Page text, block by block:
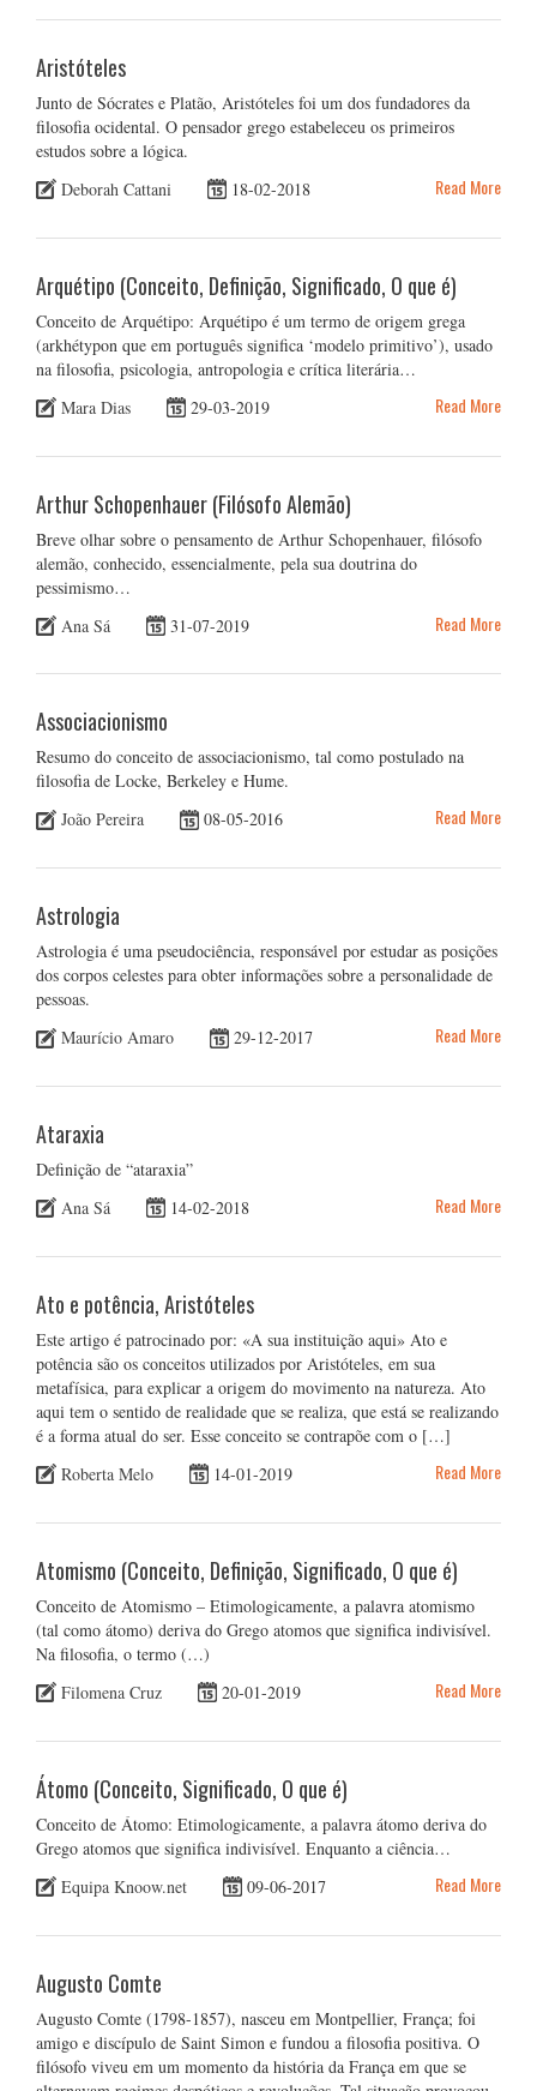
Aristóteles
Junto de Sócrates e Platão, Aristóteles foi um dos fundadores da
filosofia ocidental. O pensador grego estabeleceu os primeiros
estudos sobre a lógica.
Deborah Cattani
18-02-2018 Read More
Arquétipo (Conceito, Definição, Significado, O que é)
Conceito de Arquétipo: Arquétipo é um termo de origem grega
(arkhétypon que em português significa ‘modelo primitivo’), usado
na filosofia, psicologia, antropologia e crítica literária…
Mara Dias
29-03-2019 Read More
Arthur Schopenhauer (Filósofo Alemão)
Breve olhar sobre o pensamento de Arthur Schopenhauer, filósofo
alemão, conhecido, essencialmente, pela sua doutrina do
pessimismo…
Ana Sá
31-07-2019 Read More
Associacionismo
Resumo do conceito de associacionismo, tal como postulado na
filosofia de Locke, Berkeley e Hume.
João Pereira
08-05-2016 Read More
Astrologia
Astrologia é uma pseudociência, responsável por estudar as posições
dos corpos celestes para obter informações sobre a personalidade de
pessoas.
Maurício Amaro
29-12-2017 Read More
Ataraxia
Definição de “ataraxia”
Ana Sá
14-02-2018 Read More
Ato e potência, Aristóteles
Este artigo é patrocinado por: «A sua instituição aqui» Ato e
potência são os conceitos utilizados por Aristóteles, em sua
metafísica, para explicar a origem do movimento na natureza. Ato
aqui tem o sentido de realidade que se realiza, que está se realizando
é a forma atual do ser. Esse conceito se contrapõe com o […]
Roberta Melo
14-01-2019 Read More
Atomismo (Conceito, Definição, Significado, O que é)
Conceito de Atomismo – Etimologicamente, a palavra atomismo
(tal como átomo) deriva do Grego atomos que significa indivisível.
Na filosofia, o termo (…)
Filomena Cruz
20-01-2019 Read More
Átomo (Conceito, Significado, O que é)
Conceito de Átomo: Etimologicamente, a palavra átomo deriva do
Grego atomos que significa indivisível. Enquanto a ciência…
Equipa Knoow.net
09-06-2017 Read More
Augusto Comte
Augusto Comte (1798-1857), nasceu em Montpellier, França; foi
amigo e discípulo de Saint Simon e fundou a filosofia positiva. O
filósofo viveu em um momento da história da França em que se